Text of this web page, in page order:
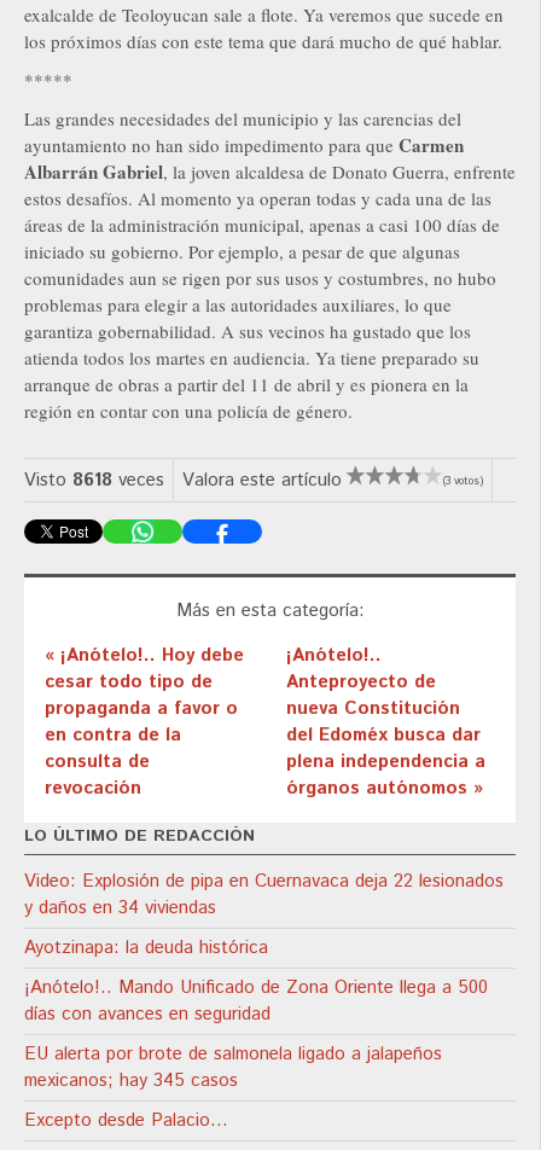
exalcalde de Teoloyucan sale a flote. Ya veremos que sucede en
los próximos días con este tema que dará mucho de qué hablar.
*****
Las grandes necesidades del municipio y las carencias del
ayuntamiento no han sido impedimento para que Carmen
Albarrán Gabriel, la joven alcaldesa de Donato Guerra, enfrente
estos desafíos. Al momento ya operan todas y cada una de las
áreas de la administración municipal, apenas a casi 100 días de
iniciado su gobierno. Por ejemplo, a pesar de que algunas
comunidades aun se rigen por sus usos y costumbres, no hubo
problemas para elegir a las autoridades auxiliares, lo que
garantiza gobernabilidad. A sus vecinos ha gustado que los
atienda todos los martes en audiencia. Ya tiene preparado su
arranque de obras a partir del 11 de abril y es pionera en la
región en contar con una policía de género.
Visto 8618 veces Valora este artículo (3 votos)
Más en esta categoría:
« ¡Anótelo!.. Hoy debe
cesar todo tipo de
propaganda a favor o
en contra de la
consulta de
revocación
¡Anótelo!..
Anteproyecto de
nueva Constitución
del Edoméx busca dar
plena independencia a
órganos autónomos »
LO ÚLTIMO DE REDACCIÓN
Video: Explosión de pipa en Cuernavaca deja 22 lesionados
y daños en 34 viviendas
Ayotzinapa: la deuda histórica
¡Anótelo!.. Mando Unificado de Zona Oriente llega a 500
días con avances en seguridad
EU alerta por brote de salmonela ligado a jalapeños
mexicanos; hay 345 casos
Excepto desde Palacio…